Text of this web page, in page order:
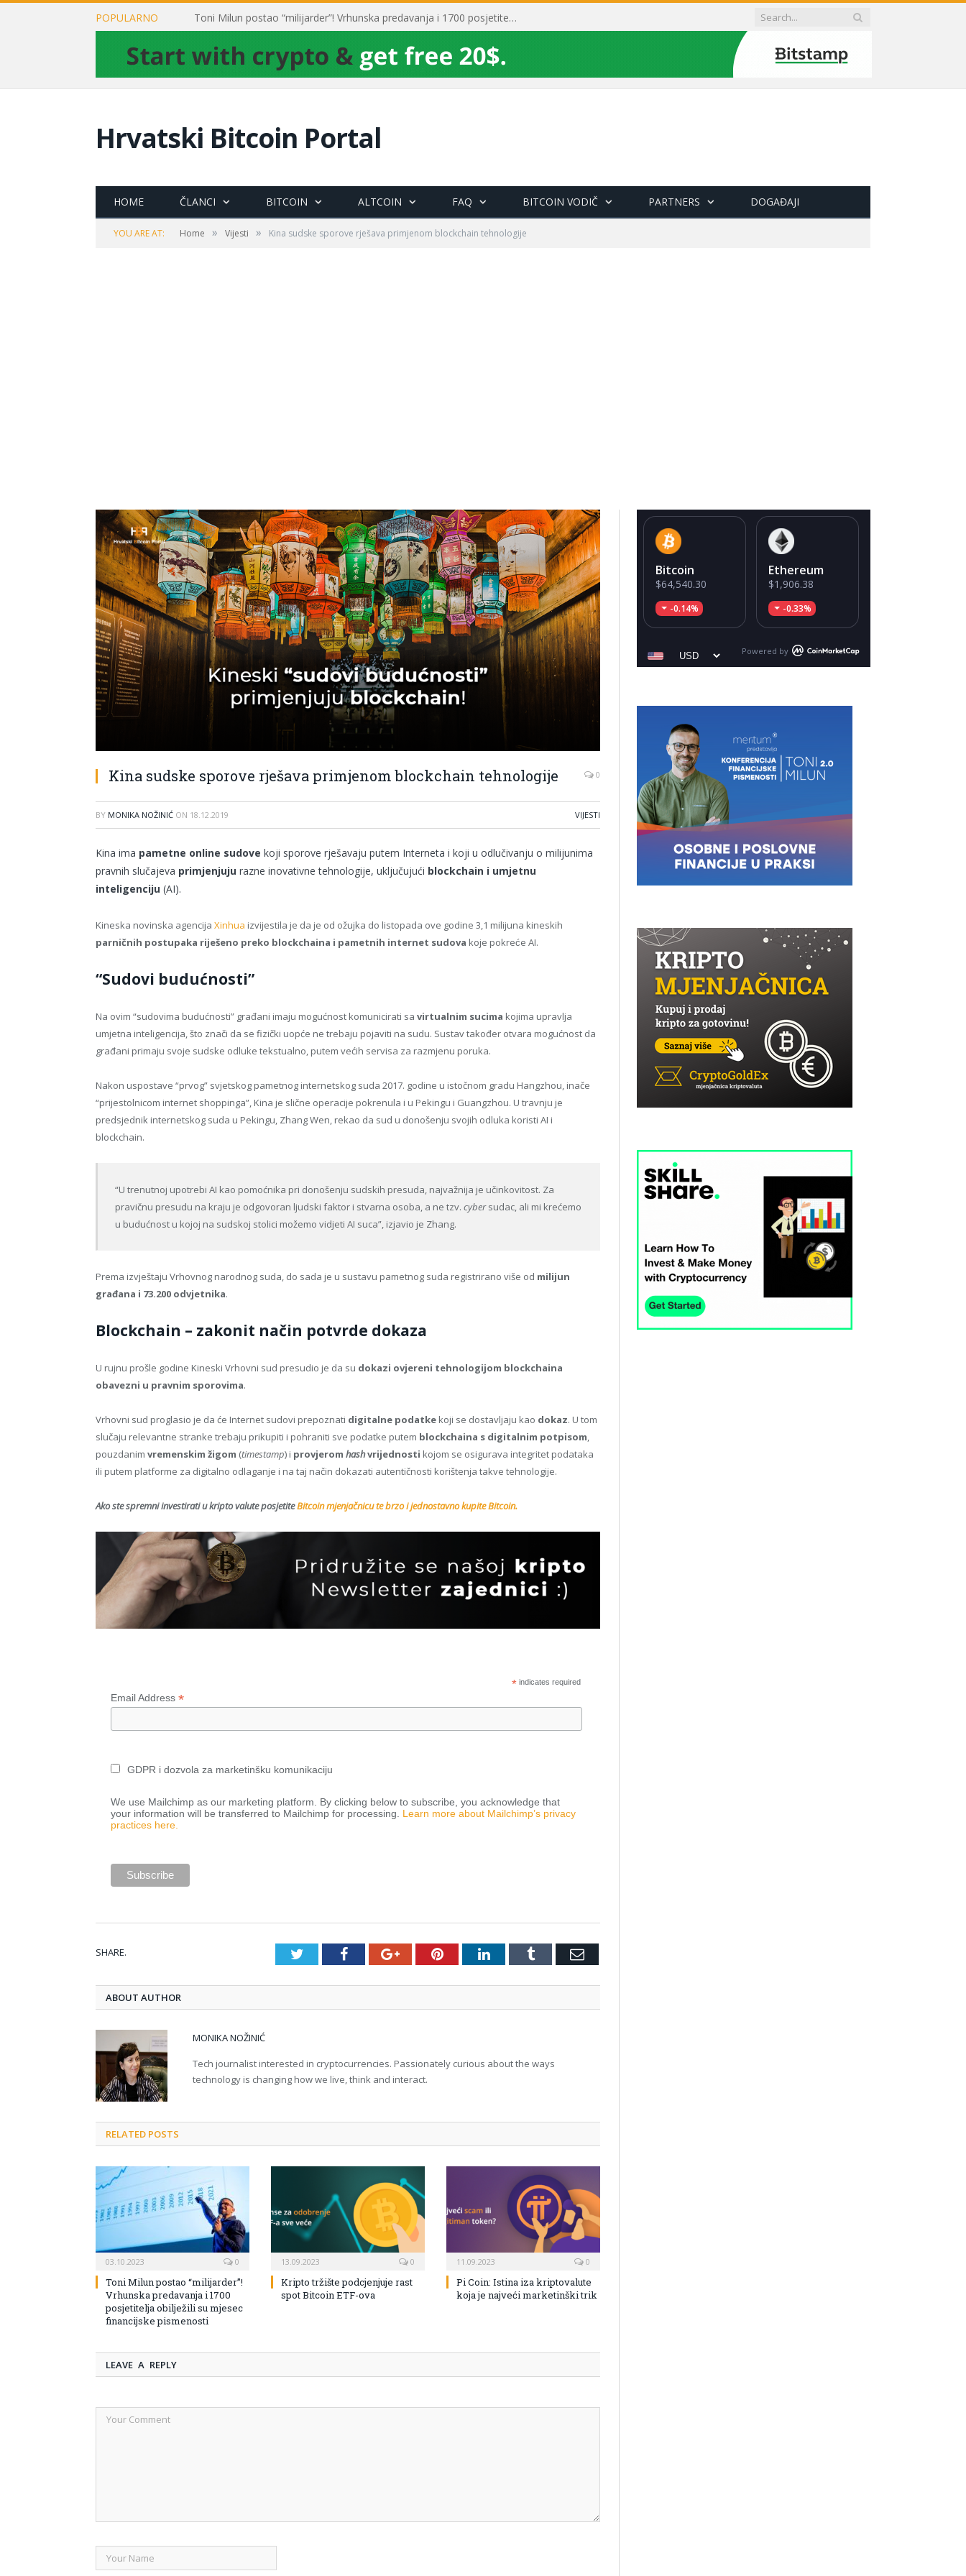
POPULARNO Toni Milun postao “milijarder”! Vrhunska predavanja i 1700 posjetitelja obilježili su mjesec financijske pismenosti
Hrvatski Bitcoin Portal
HOME ČLANCI BITCOIN ALTCOIN FAQ BITCOIN VODIČ PARTNERS DOGAĐAJI
YOU ARE AT: Home » Vijesti » Kina sudske sporove rješava primjenom blockchain tehnologije
Kina sudske sporove rješava primjenom blockchain tehnologije 0
BY MONIKA NOŽINIĆ ON 18.12.2019 VIJESTI
Kina ima pametne online sudove koji sporove rješavaju putem Interneta i koji u odlučivanju o milijunima
pravnih slučajeva primjenjuju razne inovativne tehnologije, uključujući blockchain i umjetnu
inteligenciju (AI).
Kineska novinska agencija Xinhua izvijestila je da je od ožujka do listopada ove godine 3,1 milijuna kineskih
parničnih postupaka riješeno preko blockchaina i pametnih internet sudova koje pokreće AI.
“Sudovi budućnosti”
Na ovim “sudovima budućnosti” građani imaju mogućnost komunicirati sa virtualnim sucima kojima upravlja
umjetna inteligencija, što znači da se fizički uopće ne trebaju pojaviti na sudu. Sustav također otvara mogućnost da
građani primaju svoje sudske odluke tekstualno, putem većih servisa za razmjenu poruka.
Nakon uspostave “prvog” svjetskog pametnog internetskog suda 2017. godine u istočnom gradu Hangzhou, inače
“prijestolnicom internet shoppinga”, Kina je slične operacije pokrenula i u Pekingu i Guangzhou. U travnju je
predsjednik internetskog suda u Pekingu, Zhang Wen, rekao da sud u donošenju svojih odluka koristi AI i
blockchain.
“U trenutnoj upotrebi AI kao pomoćnika pri donošenju sudskih presuda, najvažnija je učinkovitost. Za
pravičnu presudu na kraju je odgovoran ljudski faktor i stvarna osoba, a ne tzv.cybersudac, ali mi krećemo
u budućnost u kojoj na sudskoj stolici možemo vidjeti AI suca”, izjavio je Zhang.
Prema izvještaju Vrhovnog narodnog suda, do sada je u sustavu pametnog suda registrirano više od milijun
građana i 73.200 odvjetnika.
Blockchain – zakonit način potvrde dokaza
U rujnu prošle godine Kineski Vrhovni sud presudio je da su dokazi ovjereni tehnologijom blockchaina
obavezni u pravnim sporovima.
Vrhovni sud proglasio je da će Internet sudovi prepoznati digitalne podatke koji se dostavljaju kao dokaz. U tom
slučaju relevantne stranke trebaju prikupiti i pohraniti sve podatke putem blockchaina s digitalnim potpisom,
pouzdanim vremenskim žigom (timestamp) i provjerom hashvrijednosti kojom se osigurava integritet podataka
ili putem platforme za digitalno odlaganje i na taj način dokazati autentičnosti korištenja takve tehnologije.
Ako ste spremni investirati u kripto valute posjetiteBitcoin mjenjačnicu te brzo i jednostavno kupite Bitcoin.
*indicates required
Email Address*
GDPR i dozvola za marketinšku komunikaciju
We use Mailchimp as our marketing platform. By clicking below to subscribe, you acknowledge that
your information will be transferred to Mailchimp for processing. Learn more about Mailchimp’s privacy
practices here.
SHARE. TwitterFacebookGoogle+PinterestLinkedInTumblr Email
ABOUT AUTHOR
MONIKA NOŽINIĆ
Tech journalist interested in cryptocurrencies. Passionately curious about the ways
technology is changing how we live, think and interact.
RELATED POSTS
03.10.2023 0
Toni Milun postao “milijarder”!
Vrhunska predavanja i 1700
posjetitelja obilježili su mjesec
financijske pismenosti
13.09.2023 0
Kripto tržište podcjenjuje rast
spot Bitcoin ETF-ova
11.09.2023 0
Pi Coin: Istina iza kriptovalute
koja je najveći marketinški trik
LEAVE A REPLY
Bitcoin
$64,540.30
-0.14%
Ethereum
$1,906.38
-0.33%
Powered by